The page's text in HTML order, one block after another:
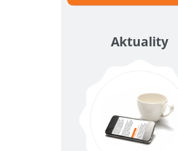
Aktuality